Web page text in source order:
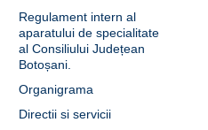
Regulament intern al
aparatului de specialitate
al Consiliului Județean
Botoșani.
Organigrama
Directii si servicii